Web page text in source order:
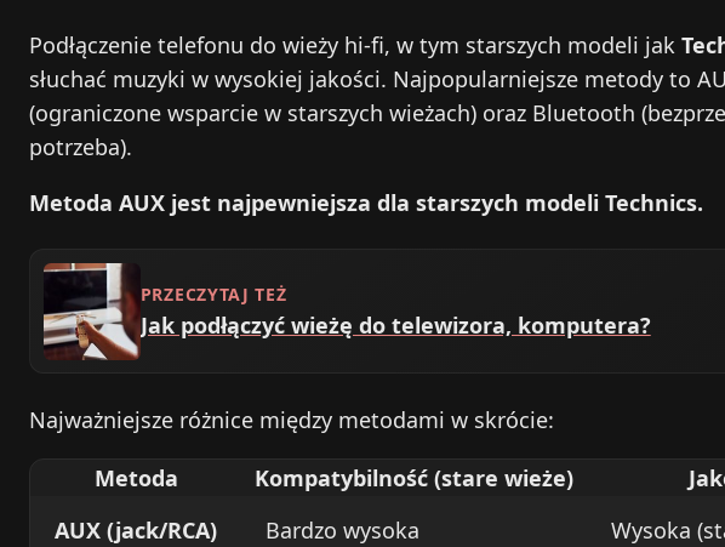
Podłączenie telefonu do wieży hi‑fi, w tym starszych modeli jak
słuchać muzyki w wysokiej jakości. Najpopularniejsze metody to
(ograniczone wsparcie w starszych wieżach) oraz Bluetooth
potrzeba).
Metoda AUX jest najpewniejsza dla starszych modeli Technics.
PRZECZYTAJ TEŻ
Jak podłączyć wieżę do telewizora, komputera?
Najważniejsze różnice między metodami w skrócie:
Metoda
Kompatybilność (stare wieże)
AUX (jack/RCA)
Bardzo wysoka Wysoka